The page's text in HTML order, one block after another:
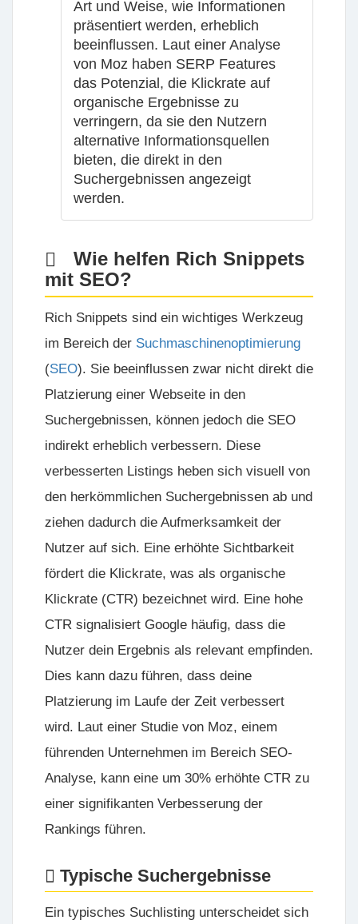
Art und Weise, wie Informationen
präsentiert werden, erheblich
beeinflussen. Laut einer Analyse
von Moz haben SERP Features
das Potenzial, die Klickrate auf
organische Ergebnisse zu
verringern, da sie den Nutzern
alternative Informationsquellen
bieten, die direkt in den
Suchergebnissen angezeigt
werden.
Wie helfen Rich Snippets
mit SEO?
Rich Snippets sind ein wichtiges Werkzeug
im Bereich der Suchmaschinenoptimierung
(SEO). Sie beeinflussen zwar nicht direkt die
Platzierung einer Webseite in den
Suchergebnissen, können jedoch die SEO
indirekt erheblich verbessern. Diese
verbesserten Listings heben sich visuell von
den herkömmlichen Suchergebnissen ab und
ziehen dadurch die Aufmerksamkeit der
Nutzer auf sich. Eine erhöhte Sichtbarkeit
fördert die Klickrate, was als organische
Klickrate (CTR) bezeichnet wird. Eine hohe
CTR signalisiert Google häufig, dass die
Nutzer dein Ergebnis als relevant empfinden.
Dies kann dazu führen, dass deine
Platzierung im Laufe der Zeit verbessert
wird. Laut einer Studie von Moz, einem
führenden Unternehmen im Bereich SEO-
Analyse, kann eine um 30% erhöhte CTR zu
einer signifikanten Verbesserung der
Rankings führen.
Typische Suchergebnisse
Ein typisches Suchlisting unterscheidet sich